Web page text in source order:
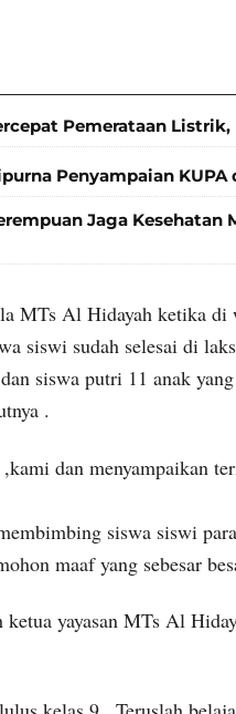
Pemerataan
Penyampaian KUPA
Jaga
MTs Al Hidayah ketika di
siswi sudah selesai di
siswa putri 11 anak
.
dan menyampaikan
siswa siswi
maaf yang sebesar
yayasan MTs Al